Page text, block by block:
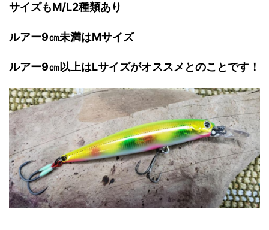
サイズもM/L2種類あり
ルアー9㎝未満はMサイズ
ルアー9㎝以上はLサイズがオススメとのことです！